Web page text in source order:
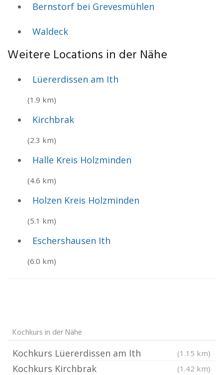
Bernstorf bei Grevesmühlen
Waldeck
Weitere Locations in der Nähe
Lüererdissen am Ith
(1.9 km)
Kirchbrak
(2.3 km)
Halle Kreis Holzminden
(4.6 km)
Holzen Kreis Holzminden
(5.1 km)
Eschershausen Ith
(6.0 km)
Kochkurs in der Nähe
Kochkurs Lüererdissen am Ith (1.15 km)
Kochkurs Kirchbrak (1.42 km)